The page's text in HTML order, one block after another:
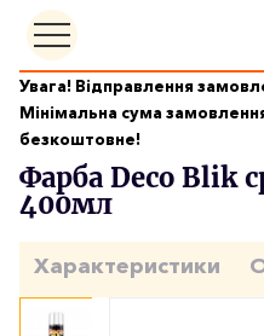
Увага! Відправлення
Мінімальна сума
безкоштовне!
Фарби аерозольні
Фарба Deco Blik сріблястий
Фарба Deco Blik
400мл
Характеристики